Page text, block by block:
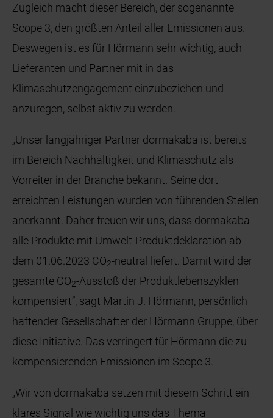
Zugleich macht dieser Bereich, der sogenannte
Scope 3, den größten Anteil aller Emissionen aus.
Deswegen ist es für Hörmann sehr wichtig, auch
Lieferanten und Partner mit in das
Klimaschutzengagement einzubeziehen und
anzuregen, selbst aktiv zu werden.
„Unser langjähriger Partner dormakaba ist bereits
im Bereich Nachhaltigkeit und Klimaschutz als
Vorreiter in der Branche bekannt. Seine dort
erreichten Leistungen wurden von führenden Stellen
anerkannt. Daher freuen wir uns, dass dormakaba
alle Produkte mit Umwelt-Produktdeklaration ab
dem 01.06.2023 CO2-neutral liefert. Damit wird der
gesamte CO2-Ausstoß der Produktlebenszyklen
kompensiert”, sagt Martin J. Hörmann, persönlich
haftender Gesellschafter der Hörmann Gruppe, über
diese Initiative. Das verringert für Hörmann die zu
kompensierenden Emissionen im Scope 3.
„Wir von dormakaba setzen mit diesem Schritt ein
klares Signal wie wichtig uns das Thema